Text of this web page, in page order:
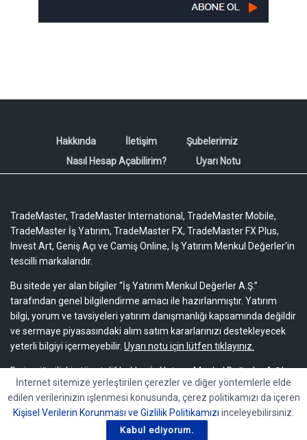
Hakkında İletişim
Şubelerimiz
Nasıl Hesap Açabilirim?
Uyarı Notu
TradeMaster, TradeMaster International, TradeMaster Mobile,
TradeMaster İş Yatırım, TradeMaster FX, TradeMaster FX Plus,
Invest Art, Geniş Açı ve Camiş Online, İş Yatırım Menkul Değerler'in
tescilli markalarıdır.
Bu sitede yer alan bilgiler “İş Yatırım Menkul Değerler A.Ş.”
tarafından genel bilgilendirme amacı ile hazırlanmıştır. Yatırım
bilgi, yorum ve tavsiyeleri yatırım danışmanlığı kapsamında değildir
ve sermaye piyasasındaki alım satım kararlarınızı destekleyecek
yeterli bilgiyi içermeyebilir. Uyarı notu için lütfen tıklayınız.
Bu içeriğe ilişkin tüm telif hakları İş Yatırım Menkul Değerler A.Ş.’ye
aittir. Bu içerik, açık iznimiz olmaksızın başkaları tarafından
herhangi bir amaçla, kısmen veya tamamen çoğaltılamaz,
dağıtılamaz, yayımlanamaz veya değiştirilemez.
İnternet sitemize yerleştirilen çerezler ve diğer yöntemlerle elde
edilen verilerinizin işlenmesi konusunda, çerez politikamızı da içeren
Kişisel Verilerin Korunması ve Gizlilik Politikamızı inceleyebilirsiniz.
Kabul ediyorum.